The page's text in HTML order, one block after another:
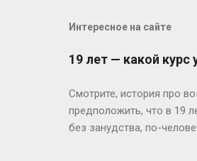
Интересное на сайте
19 лет — какой курс
Смотрите, история про
предположить, что в 19
без занудства, по-